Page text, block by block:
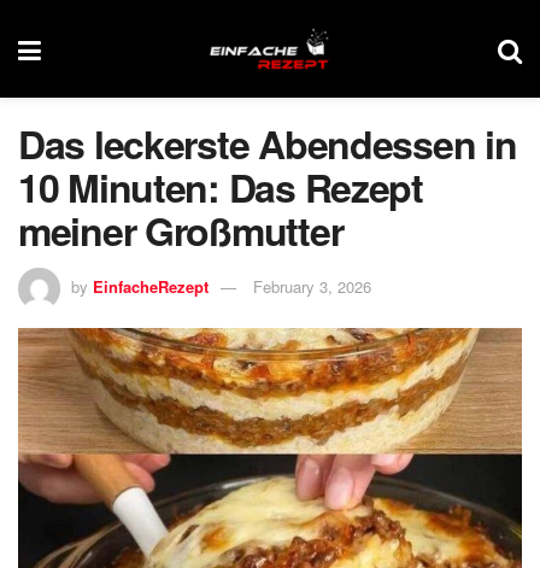
Das leckerste Abendessen in
10 Minuten: Das Rezept
meiner Großmutter
by EinfacheRezept February 3, 2026